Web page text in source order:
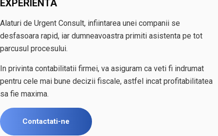
EXPERIENTA
Alaturi de Urgent Consult, infiintarea unei companii se
desfasoara rapid, iar dumneavoastra primiti asistenta pe tot
parcusul procesului.
In privinta contabilitatii firmei, va asiguram ca veti fi indrumat
pentru cele mai bune decizii fiscale, astfel incat profitabilitatea
sa fie maxima.
Contactati-ne